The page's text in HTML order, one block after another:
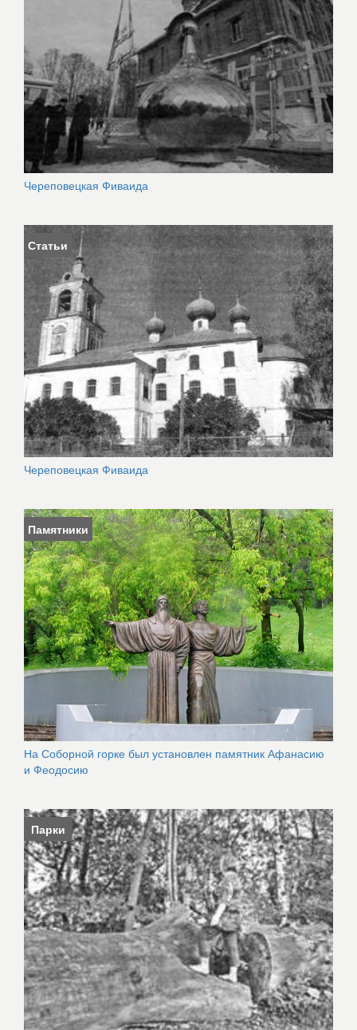
Череповецкая Фиваида
Статьи
Череповецкая Фиваида
Памятники
На Соборной горке был установлен памятник Афанасию
и Феодосию
Парки